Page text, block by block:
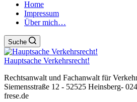
Home
Impressum
Über mich…
Suche
Hauptsache Verkehrsrecht!
Rechtsanwalt und Fachanwalt für
Siemensstraße 12 - 52525 Heinsberg-
frese.de